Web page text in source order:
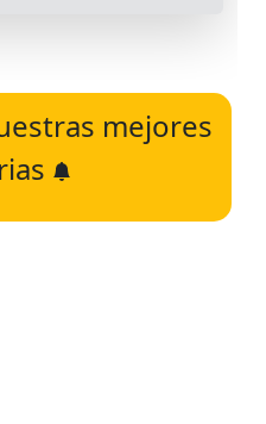
mejores